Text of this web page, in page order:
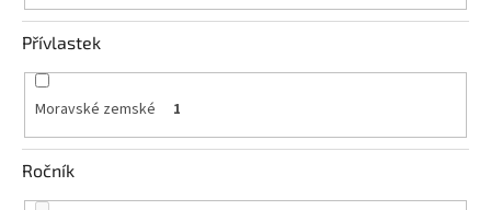
Přihlášení
Přívlastek
Moravské zemské 1
Ročník